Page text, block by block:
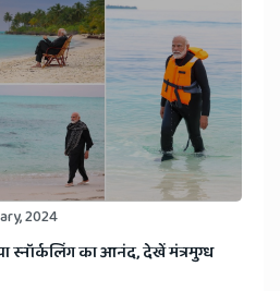
2024
स्नॉर्कलिंग का आनंद, देखें मंत्रमुग्ध